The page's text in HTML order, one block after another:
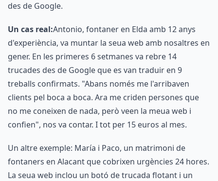
des de Google.
Un cas real:Antonio, fontaner en Elda amb 12 anys
d'experiència, va muntar la seua web amb nosaltres en
gener. En les primeres 6 setmanes va rebre 14
trucades des de Google que es van traduir en 9
treballs confirmats. "Abans només me l'arribaven
clients pel boca a boca. Ara me criden persones que
no me coneixen de nada, però veen la meua web i
confien", nos va contar. I tot per 15 euros al mes.
Un altre exemple: María i Paco, un matrimoni de
fontaners en Alacant que cobrixen urgències 24 hores.
La seua web inclou un botó de trucada flotant i un